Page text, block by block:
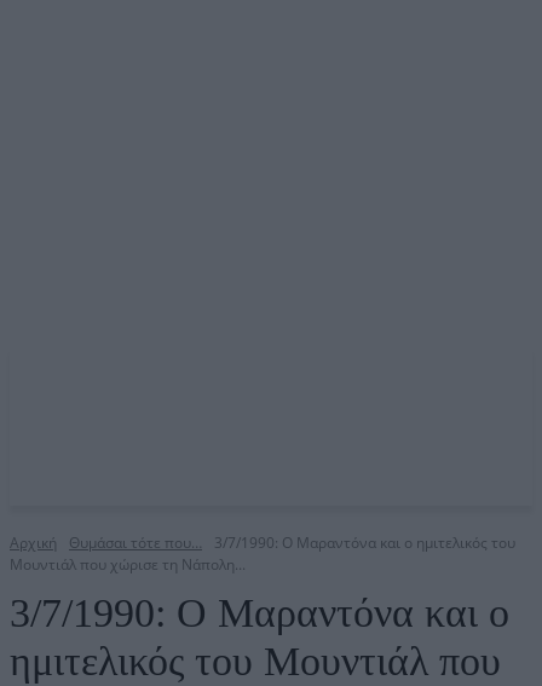
Αρχική Θυμάσαι τότε που…
3/7/1990: Ο Μαραντόνα και ο ημιτελικός του
Μουντιάλ που χώρισε τη Νάπολη...
3/7/1990: Ο Μαραντόνα και ο
ημιτελικός του Μουντιάλ που